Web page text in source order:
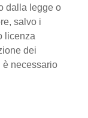
dalla legge o
salvo i
licenza
dei
è necessario